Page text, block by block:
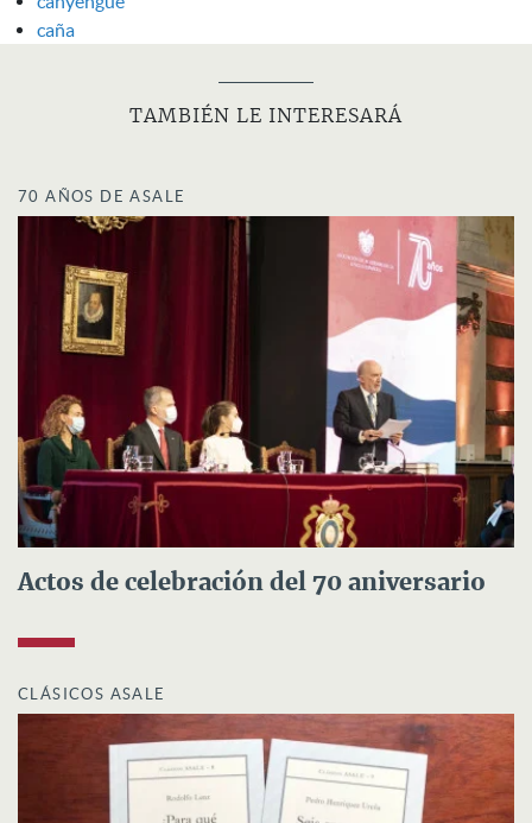
caña
TAMBIÉN LE INTERESARÁ
70 AÑOS DE ASALE
Actos de celebración del 70 aniversario
CLÁSICOS ASALE